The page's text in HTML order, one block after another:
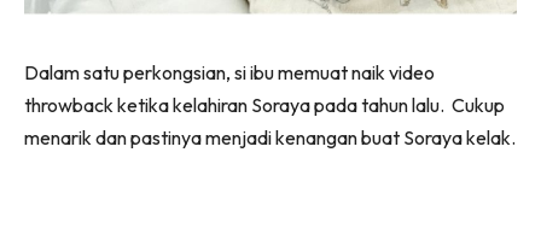
Dalam satu perkongsian, si ibu memuat naik video
throwback ketika kelahiran Soraya pada tahun lalu. Cukup
menarik dan pastinya menjadi kenangan buat Soraya kelak.